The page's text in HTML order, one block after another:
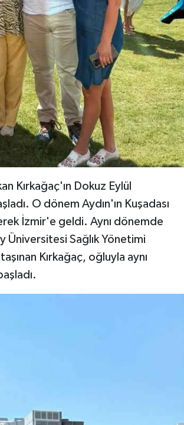
Kırkağaç'ın Dokuz Eylül
O dönem Aydın'ın Kuşadası
İzmir'e geldi. Aynı dönemde
Üniversitesi Sağlık Yönetimi
Kırkağaç, oğluyla aynı